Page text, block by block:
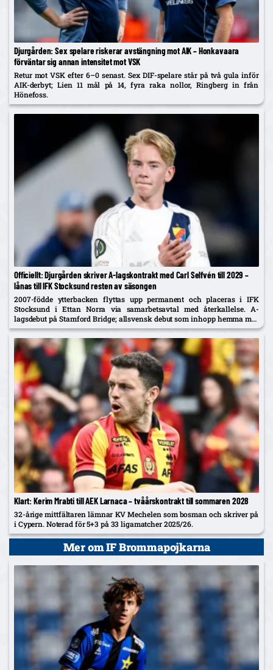
Djurgården: Sex spelare riskerar avstängning mot AIK – Honkavaara
förväntar sig annan intensitet mot VSK
Retur mot VSK efter 6–0 senast. Sex DIF-spelare står på två gula inför
AIK-derbyt; Lien 11 mål på 14, fyra raka nollor, Ringberg in från
Hönefoss.
Officiellt: Djurgården skriver A-lagskontrakt med Carl Selfvén till 2029 –
lånas till IFK Stocksund resten av säsongen
2007-födde ytterbacken flyttas upp permanent och placeras i IFK
Stocksund i Ettan Norra via samarbetsavtal med återkallelse. A-
lagsdebut på Stamford Bridge; allsvensk debut som inhopp hemma mot
Brommapojkarna i år.
Klart: Kerim Mrabti till AEK Larnaca – tvåårskontrakt till sommaren 2028
32-årige mittfältaren lämnar KV Mechelen som bosman och skriver på
i Cypern. Noterad för 5+3 på 33 ligamatcher 2025/26.
Mer om IF Brommapojkarna